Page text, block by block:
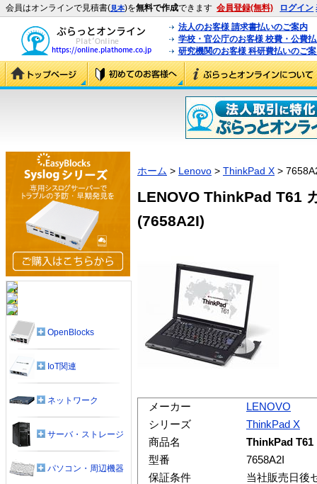
会員はオンラインで見積書(見本)を無料で作成できます 会員登録(無料) ログイン
法人のお客様 請求書払いのご案内
学校・官公庁のお客様 校費・公費
研究機関のお客様 科研費払いのご
ホーム > Lenovo > ThinkPad X >
LENOVO ThinkPad T61
(7658A2I)
メーカー
LENOVO
シリーズ
ThinkPad X
商品名
ThinkPad T61
型番
7658A2I
保証条件
当社販売日後
OpenBlocks
IoT関連
ネットワーク
サーバ・ストレージ
パソコン・周辺機器